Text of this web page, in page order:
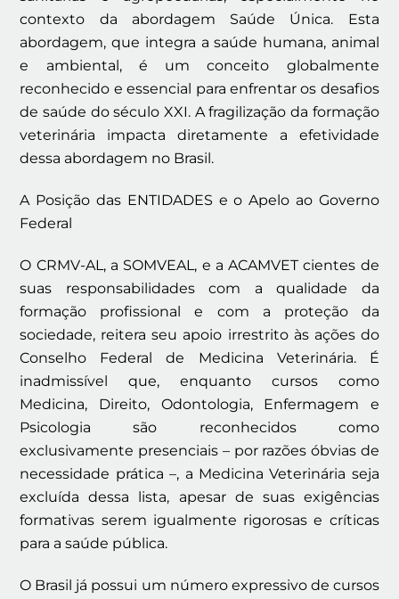
contexto da abordagem Saúde Única. Esta
abordagem, que integra a saúde humana, animal
e ambiental, é um conceito globalmente
reconhecido e essencial para enfrentar os desafios
de saúde do século XXI. A fragilização da formação
veterinária impacta diretamente a efetividade
dessa abordagem no Brasil.
A Posição das ENTIDADES e o Apelo ao Governo
Federal
O CRMV-AL, a SOMVEAL, e a ACAMVET cientes de
suas responsabilidades com a qualidade da
formação profissional e com a proteção da
sociedade, reitera seu apoio irrestrito às ações do
Conselho Federal de Medicina Veterinária. É
inadmissível que, enquanto cursos como
Medicina, Direito, Odontologia, Enfermagem e
Psicologia são reconhecidos como
exclusivamente presenciais – por razões óbvias de
necessidade prática –, a Medicina Veterinária seja
excluída dessa lista, apesar de suas exigências
formativas serem igualmente rigorosas e críticas
para a saúde pública.
O Brasil já possui um número expressivo de cursos